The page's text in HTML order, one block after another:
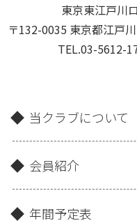
東京東江戸川
〒132-0035 東京都江戸
TEL.03-5612-
当クラブについて
会員紹介
年間予定表